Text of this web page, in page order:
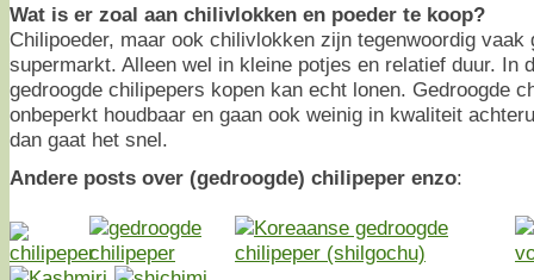
Wat is er zoal aan chilivlokken en poeder te koop?
Chilipoeder, maar ook chilivlokken zijn tegenwoordig vaak
supermarkt. Alleen wel in kleine potjes en relatief duur. In
gedroogde chilipepers kopen kan echt lonen. Gedroogde
onbeperkt houdbaar en gaan ook weinig in kwaliteit
dan gaat het snel.
Andere posts over (gedroogde) chilipeper enzo: